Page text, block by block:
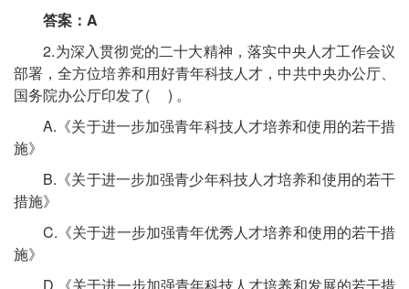
答案：A
2.为深入贯彻党的二十大精神，落实中央人才工作会议
部署，全方位培养和用好青年科技人才，中共中央办公厅、
国务院办公厅印发了( ) 。
A.《关于进一步加强青年科技人才培养和使用的若干措
施》
B.《关于进一步加强青少年科技人才培养和使用的若干
措施》
C.《关于进一步加强青年优秀人才培养和使用的若干措
施》